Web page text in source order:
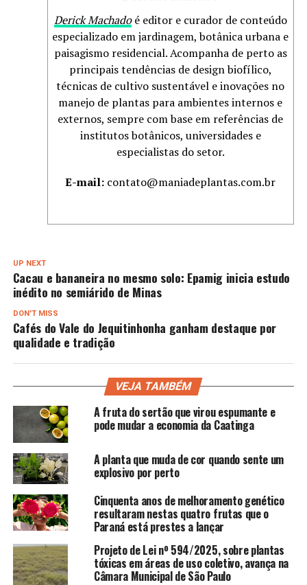
Derick Machadoé editor e curador de conteúdo
especializado em jardinagem, botânica urbana e
paisagismo residencial. Acompanha de perto as
principais tendências de design biofílico,
técnicas de cultivo sustentável e inovações no
manejo de plantas para ambientes internos e
externos, sempre com base em referências de
institutos botânicos, universidades e
especialistas do setor.
E-mail: contato@maniadeplantas.com.br
UP NEXT
Cacau e bananeira no mesmo solo: Epamig inicia estudo
inédito no semiárido de Minas
DON'T MISS
Cafés do Vale do Jequitinhonha ganham destaque por
qualidade e tradição
VEJA TAMBÉM
A fruta do sertão que virou espumante e
pode mudar a economia da Caatinga
A planta que muda de cor quando sente um
explosivo por perto
Cinquenta anos de melhoramento genético
resultaram nestas quatro frutas que o
Paraná está prestes a lançar
Projeto de Lei nº 594/2025, sobre plantas
tóxicas em áreas de uso coletivo, avança na
Câmara Municipal de São Paulo